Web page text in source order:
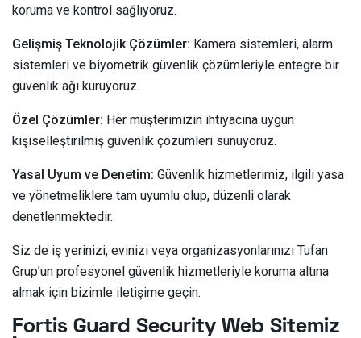
koruma ve kontrol sağlıyoruz.
Gelişmiş Teknolojik Çözümler: Kamera sistemleri, alarm
sistemleri ve biyometrik güvenlik çözümleriyle entegre bir
güvenlik ağı kuruyoruz.
Özel Çözümler: Her müşterimizin ihtiyacına uygun
kişiselleştirilmiş güvenlik çözümleri sunuyoruz.
Yasal Uyum ve Denetim: Güvenlik hizmetlerimiz, ilgili yasa
ve yönetmeliklere tam uyumlu olup, düzenli olarak
denetlenmektedir.
Siz de iş yerinizi, evinizi veya organizasyonlarınızı Tufan
Grup’un profesyonel güvenlik hizmetleriyle koruma altına
almak için bizimle iletişime geçin.
Fortis Guard Security Web Sitemiz